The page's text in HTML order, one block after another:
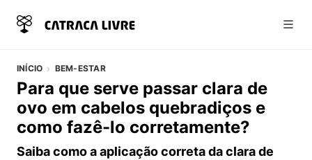
INÍCIO BEM-ESTAR
Para que serve passar clara de
ovo em cabelos quebradiços e
como fazê-lo corretamente?
Saiba como a aplicação correta da clara de